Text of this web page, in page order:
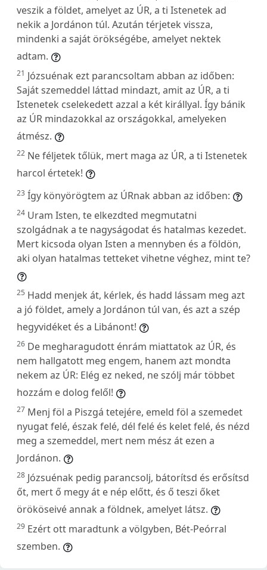
veszik a földet, amelyet az ÚR, a ti Istenetek ad
nekik a Jordánon túl. Azután térjetek vissza,
mindenki a saját örökségébe, amelyet nektek
adtam.
21 Józsuénak ezt parancsoltam abban az időben:
Saját szemeddel láttad mindazt, amit az ÚR, a ti
Istenetek cselekedett azzal a két királlyal. Így bánik
az ÚR mindazokkal az országokkal, amelyeken
átmész.
22 Ne féljetek tőlük, mert maga az ÚR, a ti Istenetek
harcol értetek!
23 Így könyörögtem az ÚRnak abban az időben:
24 Uram Isten, te elkezdted megmutatni
szolgádnak a te nagyságodat és hatalmas kezedet.
Mert kicsoda olyan Isten a mennyben és a földön,
aki olyan hatalmas tetteket vihetne véghez, mint te?
25 Hadd menjek át, kérlek, és hadd lássam meg azt
a jó földet, amely a Jordánon túl van, és azt a szép
hegyvidéket és a Libánont!
26 De megharagudott énrám miattatok az ÚR, és
nem hallgatott meg engem, hanem azt mondta
nekem az ÚR: Elég ez neked, ne szólj már többet
hozzám e dolog felől!
27 Menj föl a Piszgá tetejére, emeld föl a szemedet
nyugat felé, észak felé, dél felé és kelet felé, és nézd
meg a szemeddel, mert nem mész át ezen a
Jordánon.
28 Józsuénak pedig parancsolj, bátorítsd és erősítsd
őt, mert ő megy át e nép előtt, és ő teszi őket
örököseivé annak a földnek, amelyet látsz.
29 Ezért ott maradtunk a völgyben, Bét-Peórral
szemben.